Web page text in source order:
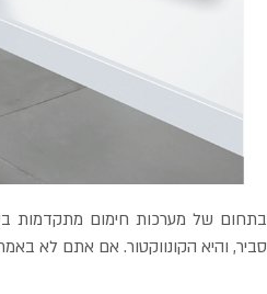
בתחום של מערכות חימום מתקדמות
סביר, והיא הקונווקטור. אם אתם לא